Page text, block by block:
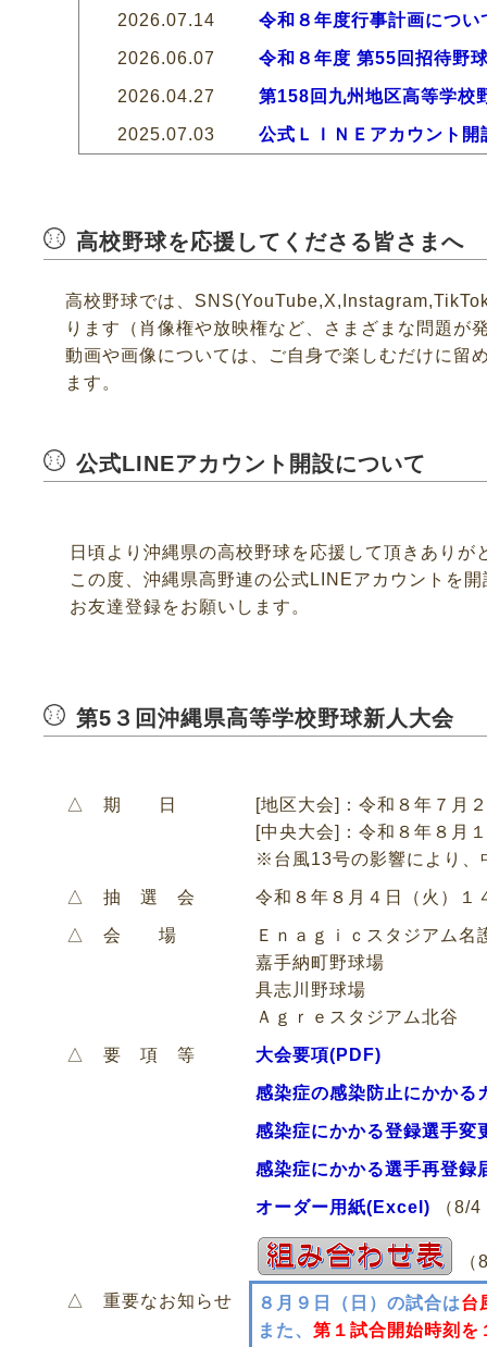
2026.07.14 令和８年度行事計画につい
2026.06.07 令和８年度 第55回招待野
2026.04.27 第158回九州地区高等学校
2025.07.03 公式ＬＩＮＥアカウント開
高校野球を応援してくださる皆さまへ
高校野球では、
ります（肖像権や放映権など、さまざまな問題が
動画や画像については、ご自身で楽しむだけに留
ます。
公式LINEアカウント開設について
日頃より沖縄県の高校野球を応援して頂きありが
この度、沖縄県高野連の公式LINEアカウントを
お友達登録をお願いします。
第5３回沖縄県高等学校野球新人大会
△ 期 日
[地区大会]：令和８年７月
[中央大会]：令和８年８月
※台風13号の影響により、
△ 抽 選 会 令和８年８月４日（火）
△ 会 場
Ｅｎａｇｉｃスタジアム名
嘉手納町野球場
具志川野球場
Ａｇｒｅスタジアム北谷
△ 要 項 等 大会要項(PDF)
感染症の感染防止にかかる
感染症にかかる登録選手変
感染症にかかる選手再登録
オーダー用紙(Excel) （8/4
△ 重要なお知らせ ８月９日（日）の試合は台
また、 第１試合開始時刻を